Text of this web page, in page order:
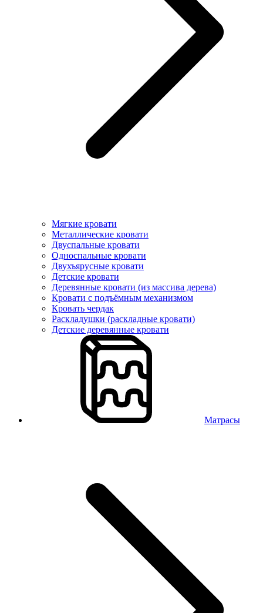
Мягкие кровати
Металлические кровати
Двуспальные кровати
Односпальные кровати
Двухъярусные кровати
Детские кровати
Деревянные кровати (из массива дерева)
Кровати с подъёмным механизмом
Кровать чердак
Раскладушки (раскладные кровати)
Детские деревянные кровати
Матрасы